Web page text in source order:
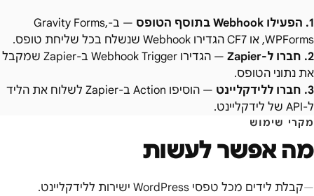
1
. הפעילו Webhook בתוסף הטופס —
ב-Gravity Forms,
WPForms, או CF7 הגדירו Webhook שנשלח בכל שליחת טופס.
2
. חברו ל-Zapier —
הגדירו Webhook Trigger ב-Zapier שמקבל
את נתוני הטופס.
3
. חברו ללידקליינט —
הוסיפו Action ב-Zapier לשלוח את הליד
ל-API של לידקליינט.
מקרי שימוש
מה אפשר לעשות
קבלת לידים מכל טפסי WordPress ישירות ללידקליינט.